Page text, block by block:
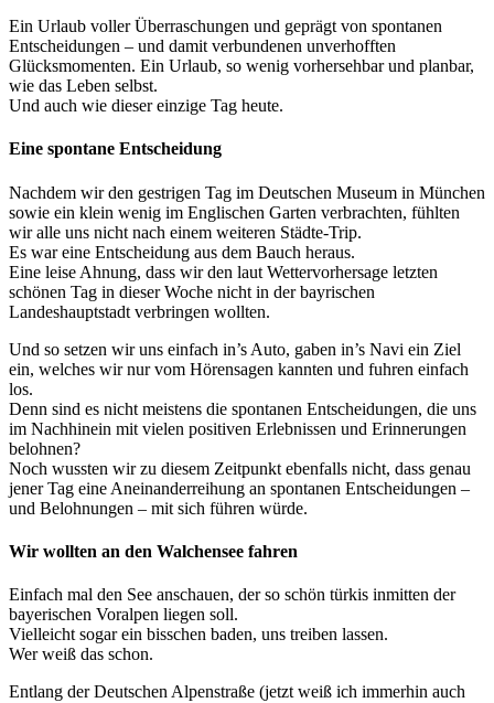
Ein Urlaub voller Überraschungen und geprägt von spontanen
Entscheidungen – und damit verbundenen unverhofften
Glücksmomenten. Ein Urlaub, so wenig vorhersehbar und planbar,
wie das Leben selbst.
Und auch wie dieser einzige Tag heute.
Eine spontane Entscheidung
Nachdem wir den gestrigen Tag im Deutschen Museum in München
sowie ein klein wenig im Englischen Garten verbrachten, fühlten
wir alle uns nicht nach einem weiteren Städte-Trip.
Es war eine Entscheidung aus dem Bauch heraus.
Eine leise Ahnung, dass wir den laut Wettervorhersage letzten
schönen Tag in dieser Woche nicht in der bayrischen
Landeshauptstadt verbringen wollten.
Und so setzen wir uns einfach in’s Auto, gaben in’s Navi ein Ziel
ein, welches wir nur vom Hörensagen kannten und fuhren einfach
los.
Denn sind es nicht meistens die spontanen Entscheidungen, die uns
im Nachhinein mit vielen positiven Erlebnissen und Erinnerungen
belohnen?
Noch wussten wir zu diesem Zeitpunkt ebenfalls nicht, dass genau
jener Tag eine Aneinanderreihung an spontanen Entscheidungen –
und Belohnungen – mit sich führen würde.
Wir wollten an den Walchensee fahren
Einfach mal den See anschauen, der so schön türkis inmitten der
bayerischen Voralpen liegen soll.
Vielleicht sogar ein bisschen baden, uns treiben lassen.
Wer weiß das schon.
Entlang der Deutschen Alpenstraße (jetzt weiß ich immerhin auch